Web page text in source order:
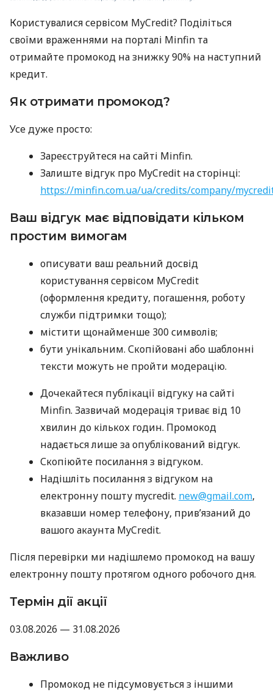
Користувалися сервісом MyCredit? Поділіться
своїми враженнями на порталі Minfin та
отримайте промокод на знижку 90% на наступний
кредит.
Як отримати промокод?
Усе дуже просто:
Зареєструйтеся на сайті Minfin.
Залиште відгук про MyCredit на сторінці:
https://minfin.com.ua/ua/credits/company/
Ваш відгук має відповідати кільком
простим вимогам
описувати ваш реальний досвід
користування сервісом MyCredit
(оформлення кредиту, погашення, роботу
служби підтримки тощо);
містити щонайменше 300 символів;
бути унікальним. Скопійовані або шаблонні
тексти можуть не пройти модерацію.
Дочекайтеся публікації відгуку на сайті
Minfin. Зазвичай модерація триває від 10
хвилин до кількох годин. Промокод
надається лише за опублікований відгук.
Скопіюйте посилання з відгуком.
Надішліть посилання з відгуком на
електронну пошту mycredit. new@gmail.com,
вказавши номер телефону, прив’язаний до
вашого акаунта MyCredit.
Після перевірки ми надішлемо промокод на вашу
електронну пошту протягом одного робочого дня.
Термін дії акції
03.08.2026 — 31.08.2026
Важливо
Промокод не підсумовується з іншими